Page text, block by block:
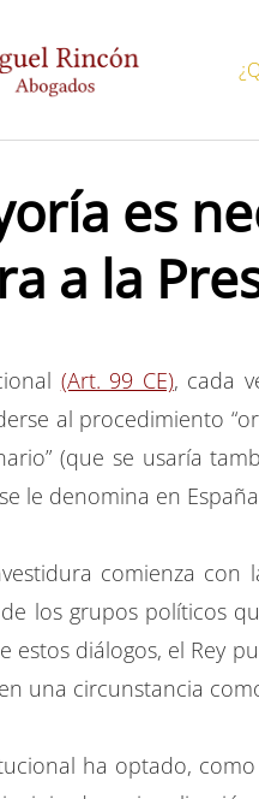
es
a la
(Art. 99 CE), cada
al procedimiento
(que se usaría
le denomina en España
comienza con
los grupos políticos
estos diálogos, el Rey
una circunstancia
ha optado,